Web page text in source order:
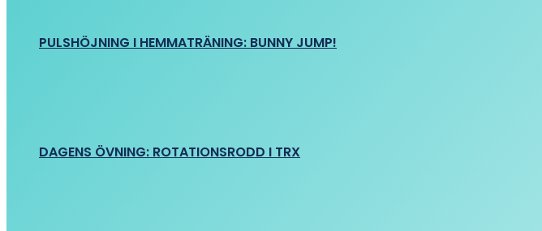
PULSHÖJNING I HEMMATRÄNING: BUNNY JUMP!
DAGENS ÖVNING: ROTATIONSRODD I TRX